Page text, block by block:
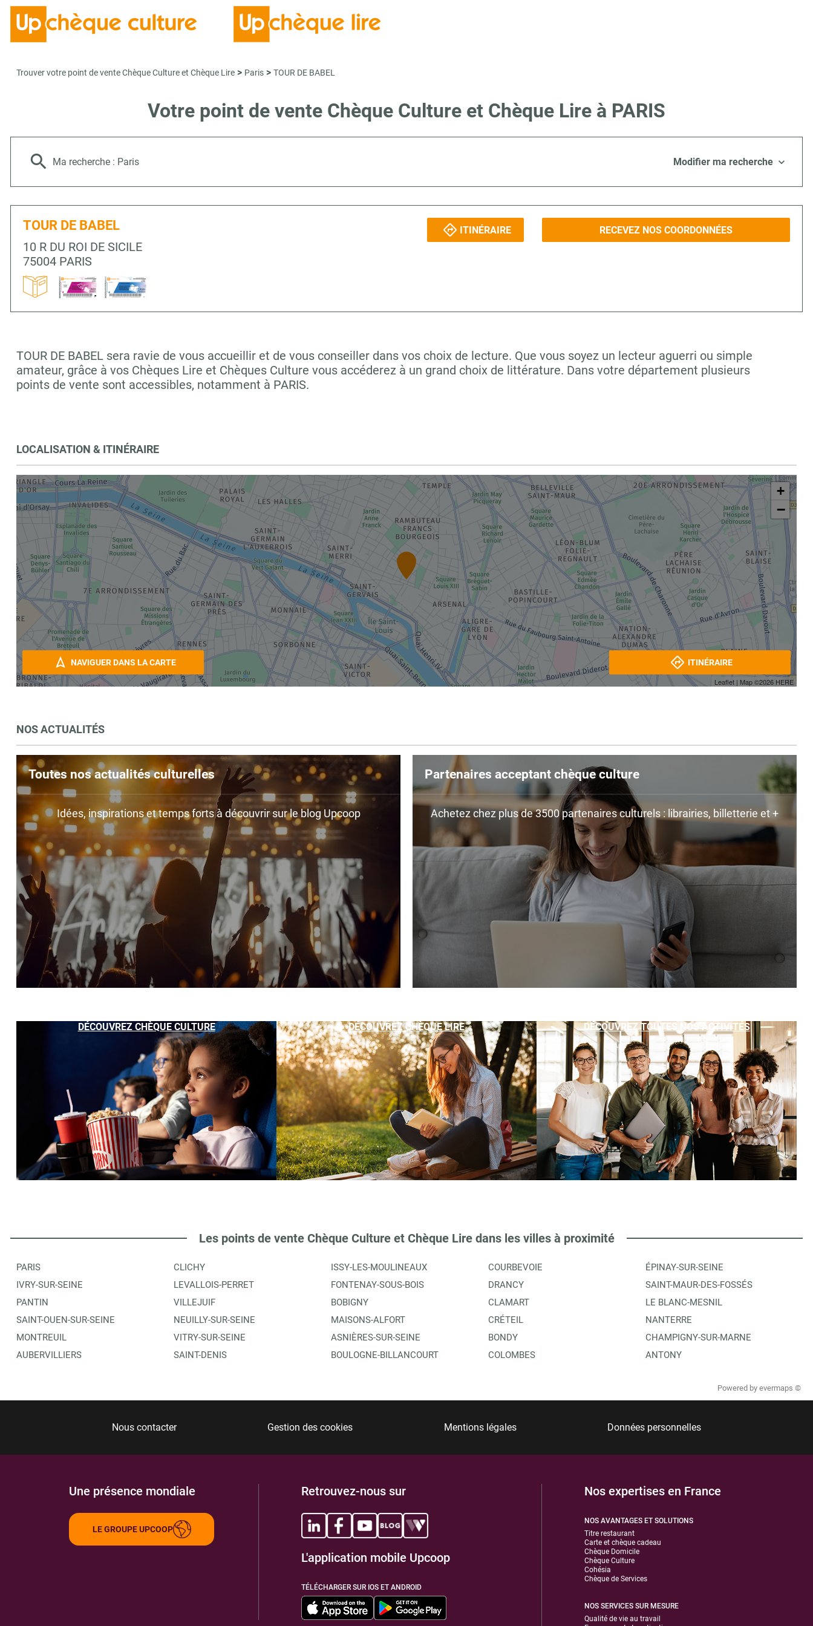
Trouver votre point de vente Chèque Culture et Chèque Lire > Paris > TOUR DE BABEL
Votre point de vente Chèque Culture et Chèque Lire à PARIS
Ma recherche : Paris Modifier ma recherche
TOUR DE BABEL
10 R DU ROI DE SICILE
75004 PARIS
ITINÉRAIRE RECEVEZ NOS COORDONNÉES
TOUR DE BABEL sera ravie de vous accueillir et de vous conseiller dans vos choix de lecture. Que vous soyez un lecteur aguerri ou simple
amateur, grâce à vos Chèques Lire et Chèques Culture vous accéderez à un grand choix de littérature. Dans votre département plusieurs
points de vente sont accessibles, notamment à PARIS.
LOCALISATION & ITINÉRAIRE
+
−
Leaflet | Map ©2026 HERE
NAVIGUER DANS LA CARTE ITINÉRAIRE
NOS ACTUALITÉS
Toutes nos actualités culturelles
Idées, inspirations et temps forts à découvrir sur le blog Upcoop
Partenaires acceptant chèque culture
Achetez chez plus de 3500 partenaires culturels : librairies, billetterie et +
DÉCOUVREZ CHÈQUE CULTURE DÉCOUVREZ CHÈQUE LIRE DÉCOUVREZ TOUTES NOS ACTIVITÉS
Les points de vente Chèque Culture et Chèque Lire dans les villes à proximité
PARIS
IVRY-SUR-SEINE
PANTIN
SAINT-OUEN-SUR-SEINE
MONTREUIL
AUBERVILLIERS
CLICHY
LEVALLOIS-PERRET
VILLEJUIF
NEUILLY-SUR-SEINE
VITRY-SUR-SEINE
SAINT-DENIS
ISSY-LES-MOULINEAUX
FONTENAY-SOUS-BOIS
BOBIGNY
MAISONS-ALFORT
ASNIÈRES-SUR-SEINE
BOULOGNE-BILLANCOURT
COURBEVOIE
DRANCY
CLAMART
CRÉTEIL
BONDY
COLOMBES
ÉPINAY-SUR-SEINE
SAINT-MAUR-DES-FOSSÉS
LE BLANC-MESNIL
NANTERRE
CHAMPIGNY-SUR-MARNE
ANTONY
Powered by evermaps ©
Nous contacter Gestion des cookies Mentions légales Données personnelles
Une présence mondiale
LE GROUPE UPCOOP
Retrouvez-nous sur
L'application mobile Upcoop
TÉLÉCHARGER SUR IOS ET ANDROID
Nos expertises en France
NOS AVANTAGES ET SOLUTIONS
Titre restaurant
Carte et chèque cadeau
Chèque Domicile
Chèque Culture
Cohésia
Chèque de Services
NOS SERVICES SUR MESURE
Qualité de vie au travail